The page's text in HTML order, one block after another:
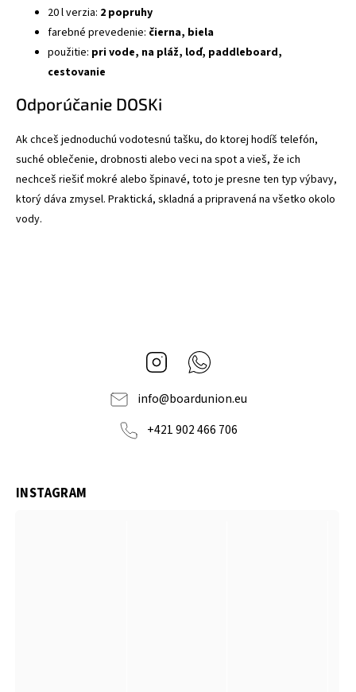
20 l verzia: 2 popruhy
farebné prevedenie: čierna, biela
použitie: pri vode, na pláž, loď, paddleboard,
cestovanie
Odporúčanie DOSKi
Ak chceš jednoduchú vodotesnú tašku, do ktorej hodíš telefón,
suché oblečenie, drobnosti alebo veci na spot a vieš, že ich
nechceš riešiť mokré alebo špinavé, toto je presne ten typ výbavy,
ktorý dáva zmysel. Praktická, skladná a pripravená na všetko okolo
vody.
Instagram
info@boardunion.eu
+421 902 466 706
INSTAGRAM